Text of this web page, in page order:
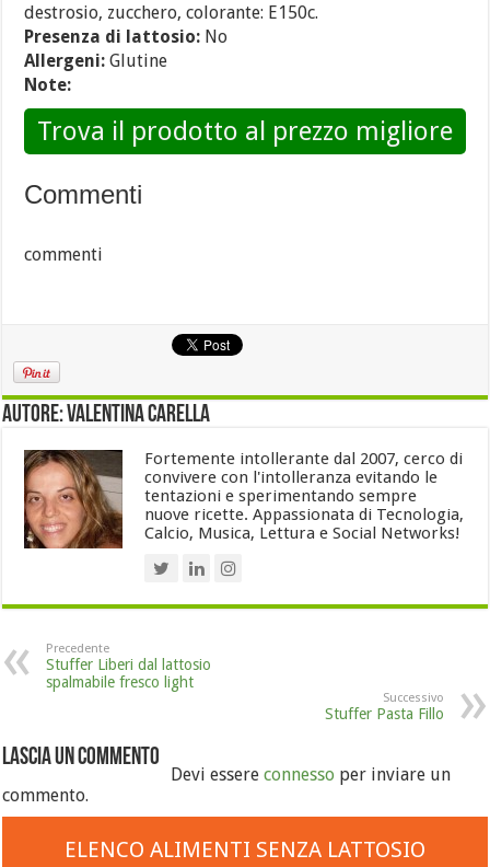
destrosio, zucchero, colorante: E150c.
Presenza di lattosio: No
Allergeni: Glutine
Note:
Trova il prodotto al prezzo migliore
Commenti
commenti
Autore: Valentina Carella
Fortemente intollerante dal 2007, cerco di
convivere con l'intolleranza evitando le
tentazioni e sperimentando sempre
nuove ricette. Appassionata di Tecnologia,
Calcio, Musica, Lettura e Social Networks!
Precedente
Stuffer Liberi dal lattosio
spalmabile fresco light
Successivo
Stuffer Pasta Fillo
Lascia un commento
Devi essereconnesso per inviare un
commento.
ELENCO ALIMENTI SENZA LATTOSIO